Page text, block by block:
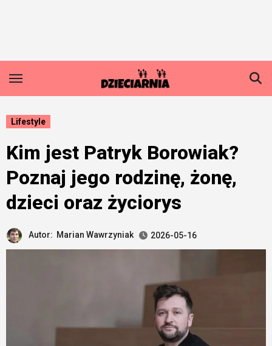
Lifestyle
Kim jest Patryk Borowiak?
Poznaj jego rodzinę, żonę,
dzieci oraz życiorys
Autor: Marian Wawrzyniak 2026-05-16